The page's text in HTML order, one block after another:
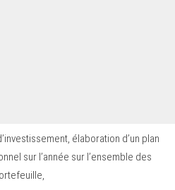
élaboration d’un plan
sur l’année sur l’ensemble des